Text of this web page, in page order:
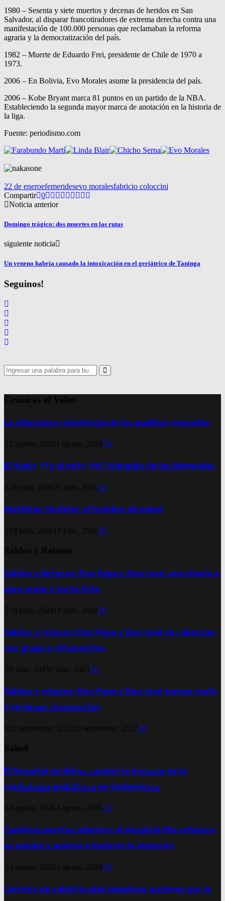
1980 – Sesenta y siete muertos y decenas de heridos en San
Salvador, al disparar francotiradores de extrema derecha contra una
manifestación de 100.000 personas que reclamaban la reforma
agraria y la democratización del país.
1982 – Muerte de Eduardo Frei, presidente de Chile de 1970 a
1973.
2006 – En Bolivia, Evo Morales asume la presidencia del país.
2006 – Kobe Bryant marca 81 puntos en un partido de la NBA.
Estableciendo la segunda mayor marca de anotación en la historia de
la liga.
Fuente: periodismo.com
22 de eneroefemeridesevo moralesfabricio coloccini
Compartir 0
Noticia anterior
Domingo trágico: dos muertes en las rutas
siguiente noticia
Un veneno habría causado la intoxicación en el geriátrico de Taninga
Seguinos!
Search
for:
Search
Crónicas al Voleo
La silenciosa resistencia de los pueblos nómadas
2 agosto, 2026 1 agosto, 2026 0
El Vuelo 19 y el mito del Triángulo de las Bermudas
26 julio, 2026 25 julio, 2026 0
Matthias Sindelar, el hombre de papel
19 julio, 2026 18 julio, 2026 0
Saldos y Retazos
Saldos y Retazos: Don Pepe y Don José, una charla a
puro mate y torta frita
18 julio, 2024 18 julio, 2024 0
Saldos y retazos: Don Pepe y Don José se calientan
con grapa y chismecitos
9 julio, 20239 julio, 2023 0
Saldos y retazos: Don Pepe y Don José toman mate
y se pasan chismecitos
28 septiembre, 2022 28 septiembre, 2022 0
Salud
El Hospital de Niños cambió la historia de la
cardiología pediátrica en Sudamérica
4 agosto, 20264 agosto, 2026 0
Cambios puertas adentro: el Hospital Illia refuerza
su equipo y apunta a mejorar la atención
3 agosto, 2026 3 agosto, 2026 0
Centros de salud locales impulsan acciones por la